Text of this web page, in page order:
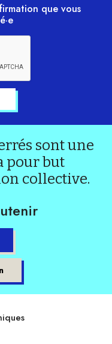
que vous
sont une
pour but
collective.